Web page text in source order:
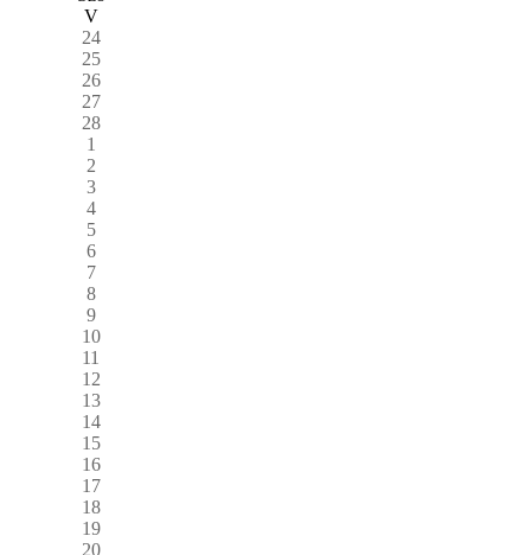
V
24
25
26
27
28
1
2
3
4
5
6
7
8
9
10
11
12
13
14
15
16
17
18
19
20